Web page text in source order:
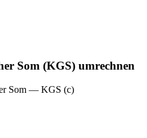
Som (KGS) umrechnen
Som — KGS (с)